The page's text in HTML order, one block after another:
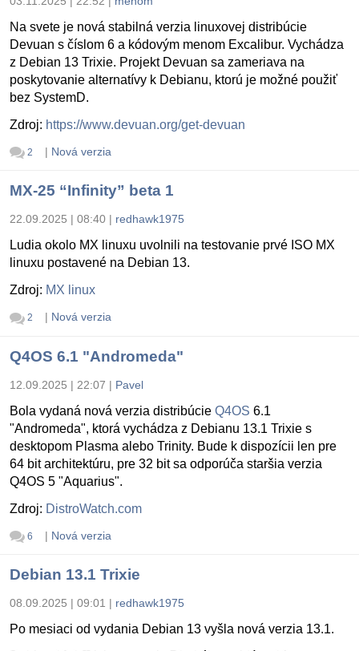
Na svete je nová stabilná verzia linuxovej distribúcie
Devuan s číslom 6 a kódovým menom Excalibur. Vychádza
z Debian 13 Trixie. Projekt Devuan sa zameriava na
poskytovanie alternatívy k Debianu, ktorú je možné použiť
bez SystemD.
Zdroj: https://www.devuan.org/get-devuan
2 | Nová verzia
MX-25 “Infinity” beta 1
22.09.2025 | 08:40 | redhawk1975
Ludia okolo MX linuxu uvolnili na testovanie prvé ISO MX
linuxu postavené na Debian 13.
Zdroj: MX linux
2 | Nová verzia
Q4OS 6.1 "Andromeda"
12.09.2025 | 22:07 | Pavel
Bola vydaná nová verzia distribúcie Q4OS 6.1
"Andromeda", ktorá vychádza z Debianu 13.1 Trixie s
desktopom Plasma alebo Trinity. Bude k dispozícii len pre
64 bit architektúru, pre 32 bit sa odporúča staršia verzia
Q4OS 5 "Aquarius".
Zdroj: DistroWatch.com
6 | Nová verzia
Debian 13.1 Trixie
08.09.2025 | 09:01 | redhawk1975
Po mesiaci od vydania Debian 13 vyšla nová verzia 13.1.